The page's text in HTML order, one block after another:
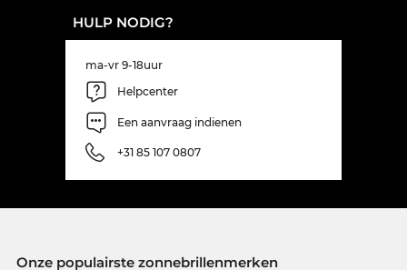
HULP NODIG?
ma-vr 9-18uur
Helpcenter
Een aanvraag indienen
+31 85 107 0807
Onze populairste zonnebrillenmerken